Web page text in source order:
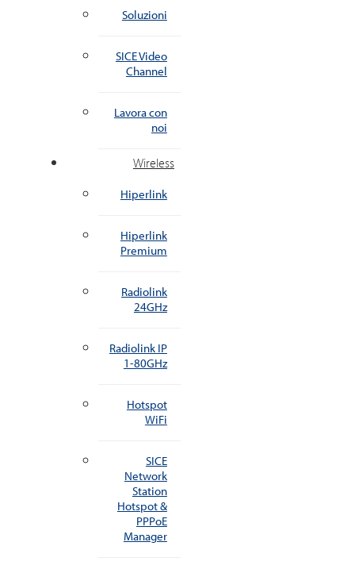
Soluzioni
SICE Video
Channel
Lavora con
noi
Wireless
Hiperlink
Hiperlink
Premium
Radiolink
24GHz
Radiolink IP
1-80GHz
Hotspot
WiFi
SICE
Network
Station
Hotspot &
PPPoE
Manager